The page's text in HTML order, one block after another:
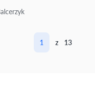
1 z 13